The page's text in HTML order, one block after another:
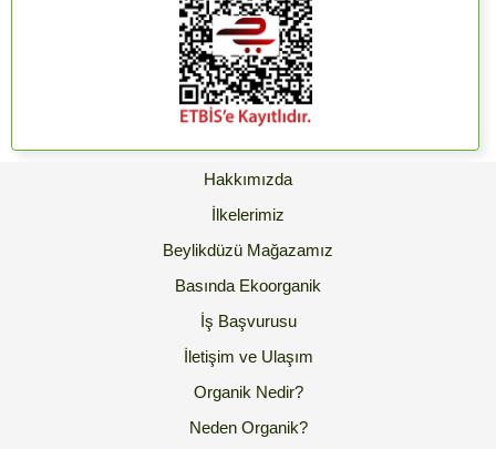
Hakkımızda
İlkelerimiz
Beylikdüzü Mağazamız
Basında Ekoorganik
İş Başvurusu
İletişim ve Ulaşım
Organik Nedir?
Neden Organik?